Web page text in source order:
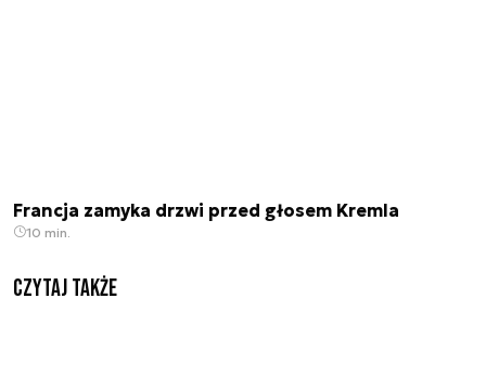
Francja zamyka drzwi przed głosem Kremla
10 min.
Czytaj także